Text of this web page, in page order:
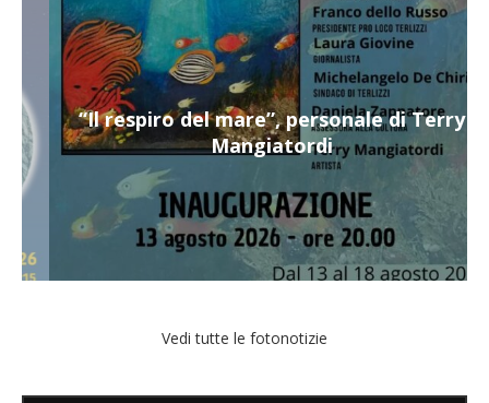
“Il respiro del mare”, personale di Terry
Mangiatordi
Vedi tutte le fotonotizie